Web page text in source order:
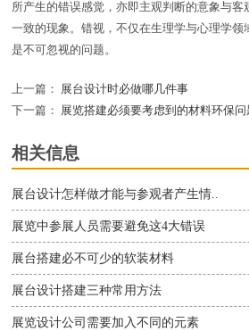
所产生的错误感觉，亦即主观判断的意象与客
一致的现象。错视，不仅在生理学与心理学领
是不可忽视的问题。
上一篇：
展台设计时必做哪几件事
下一篇：
展览搭建必须要考虑到的材料环保问
相关信息
展台设计怎样做才能与参观者产生情..
展览中参展人员需要避免这4大错误
展台搭建必不可少的软装材料
展台设计搭建三种常用方法
展览设计公司需要加入不同的元素